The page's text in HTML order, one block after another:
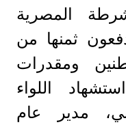
المصرية
ثمنها من
ومقدرات
اللواء
مدير عام